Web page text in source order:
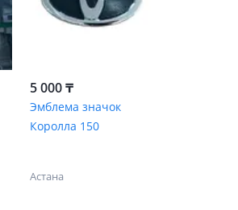
5 000 ₸
Эмблема значок
Королла 150
Астана